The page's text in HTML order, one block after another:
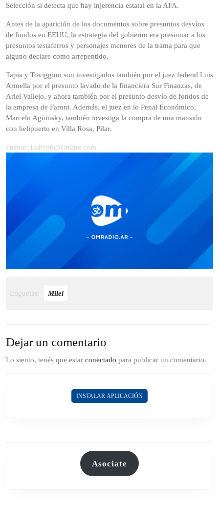
Selección si detecta que hay injerencia estatal en la AFA.
Antes de la aparición de los documentos sobre presuntos desvíos
de fondos en EEUU, la estrategia del gobierno era presionar a los
presuntos testaferros y personajes menores de la trama para que
alguno declare como arrepentido.
Tapia y Toviggino son investigados también por el juez federal Luis
Armella por el presunto lavado de la financiera Sur Finanzas, de
Ariel Vallejo, y ahora también por el presunto desvío de fondos de
la empresa de Faroni. Además, el juez en lo Penal Económico,
Marcelo Aguinsky, también investiga la compra de una mansión
con helipuerto en Villa Rosa, Pilar.
Fuente: LaPoliticaOnline.com
Etiquetas: Milei
Dejar un comentario
Lo siento, tenés que estar conectado para publicar un comentario.
INSTALAR APLICACIÓN
Asociate